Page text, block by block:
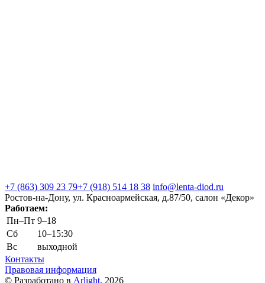
+7 (863) 309 23 79+7 (918) 514 18 38 info@lenta-diod.ru
Ростов-на-Дону, ул. Красноармейская, д.87/50, салон «Декор»
Работаем:
Пн–Пт 9–18
Сб
10–15:30
Вс
выходной
Контакты
Правовая информация
© Разработано в Arlight, 2026